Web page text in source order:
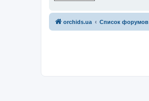
orchids.ua Список форумов